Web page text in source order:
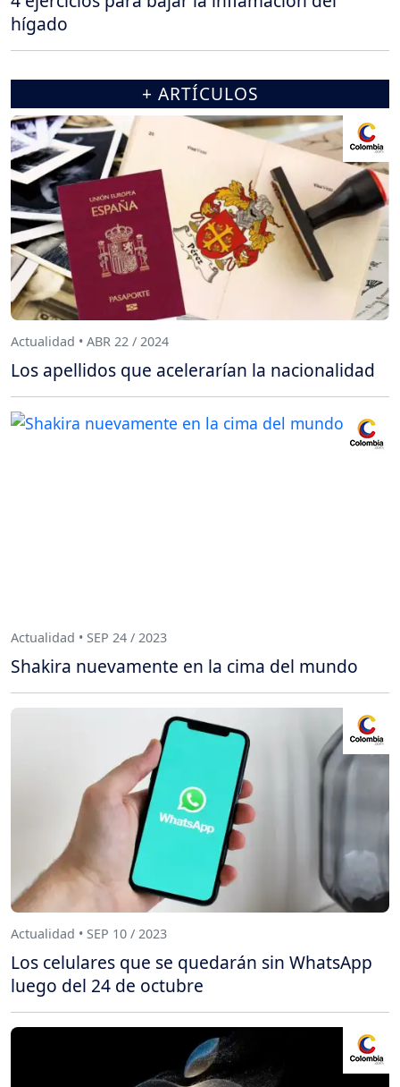
hígado
+ ARTÍCULOS
Actualidad • ABR 22 / 2024
Los apellidos que acelerarían la nacionalidad
Actualidad • SEP 24 / 2023
Shakira nuevamente en la cima del mundo
Actualidad • SEP 10 / 2023
Los celulares que se quedarán sin WhatsApp
luego del 24 de octubre